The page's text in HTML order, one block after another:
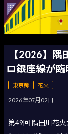
【2026】隅
ロ銀座線が
東京都 花火
2026年07月02日
第49回 隅田川花